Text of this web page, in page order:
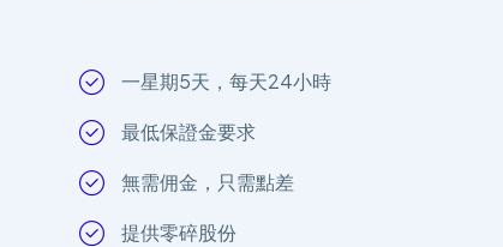
一星期5天，每天24小時
最低保證金要求
無需佣金，只需點差
提供零碎股份